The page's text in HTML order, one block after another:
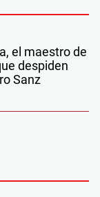
el maestro de
despiden
Sanz